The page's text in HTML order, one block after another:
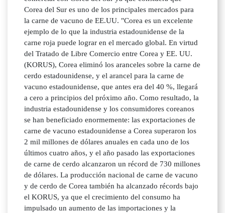
Corea del Sur es uno de los principales mercados para
la carne de vacuno de EE.UU. "Corea es un excelente
ejemplo de lo que la industria estadounidense de la
carne roja puede lograr en el mercado global. En virtud
del Tratado de Libre Comercio entre Corea y EE. UU.
(KORUS), Corea eliminó los aranceles sobre la carne de
cerdo estadounidense, y el arancel para la carne de
vacuno estadounidense, que antes era del 40 %, llegará
a cero a principios del próximo año. Como resultado, la
industria estadounidense y los consumidores coreanos
se han beneficiado enormemente: las exportaciones de
carne de vacuno estadounidense a Corea superaron los
2 mil millones de dólares anuales en cada uno de los
últimos cuatro años, y el año pasado las exportaciones
de carne de cerdo alcanzaron un récord de 730 millones
de dólares. La producción nacional de carne de vacuno
y de cerdo de Corea también ha alcanzado récords bajo
el KORUS, ya que el crecimiento del consumo ha
impulsado un aumento de las importaciones y la